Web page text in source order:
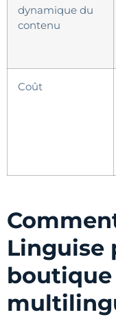
dynamique du
contenu
Coût
Linguise
boutique